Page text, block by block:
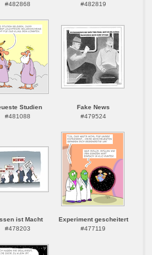
#482868
#482819
Studien
#481088
Fake News
#479524
ist Macht
#478203
Experiment gescheitert
#477119